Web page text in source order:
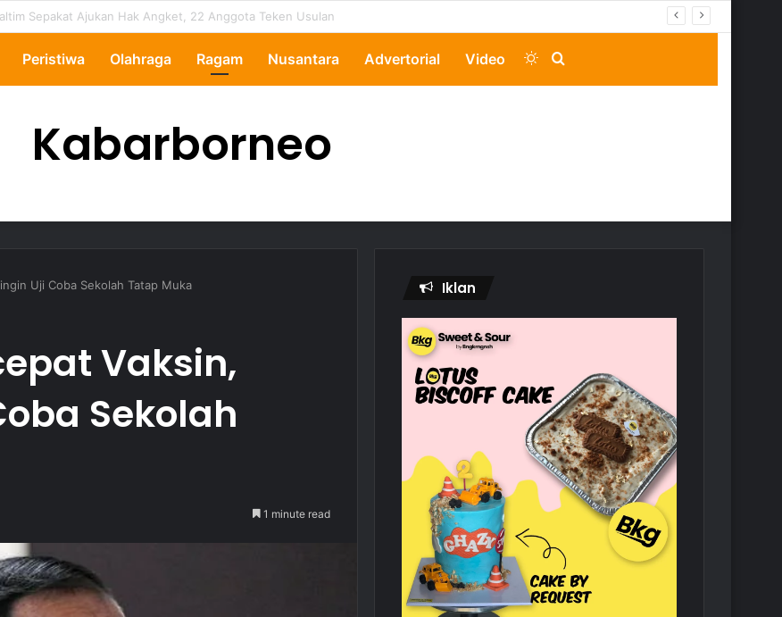
Pemkot Samarinda Dalami Data Kredit Macet Bankaltimtara
Peristiwa Olahraga Ragam Nusantara Advertorial Video Search
Switch
Kabarborneo
Uji Coba Sekolah Tatap Muka
Vaksin,
Sekolah
1 minute read
Iklan